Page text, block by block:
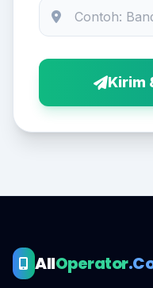
Kirim
AllOperator